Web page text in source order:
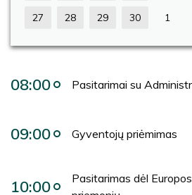
27 28 29 30 1
08:00 Pasitarimai su
09:00 Gyventojų priėmimas
10:00
Pasitarimas dėl